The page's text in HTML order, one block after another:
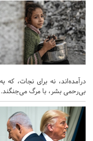
درآمده‌اند، نه برای نجات، که
بی‌رحمی بشر، با مرگ می‌جنگند.